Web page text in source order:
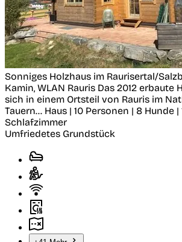
Sonniges Holzhaus im Raurisertal/
Kamin, WLAN Rauris Das 2012 erbaute
sich in einem Ortsteil von Rauris im
Tauern... Haus | 10 Personen | 8 Hunde |
Schlafzimmer
Umfriedetes Grundstück